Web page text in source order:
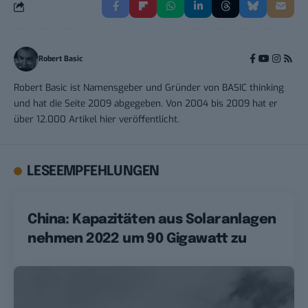
Robert Basic
Robert Basic ist Namensgeber und Gründer von BASIC thinking
und hat die Seite 2009 abgegeben. Von 2004 bis 2009 hat er
über 12.000 Artikel hier veröffentlicht.
LESEEMPFEHLUNGEN
China: Kapazitäten aus Solaranlagen
nehmen 2022 um 90 Gigawatt zu